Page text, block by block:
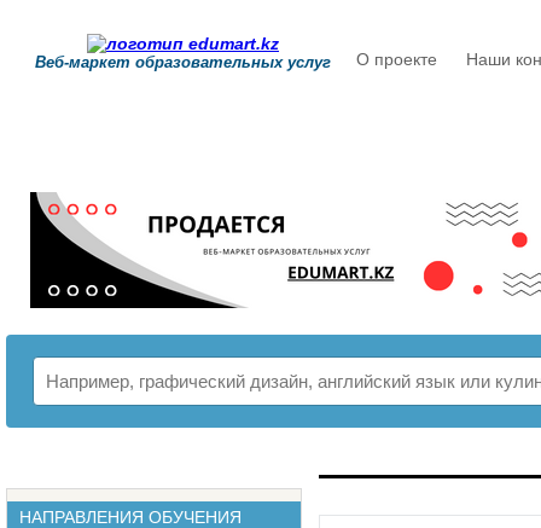
Веб-маркет образовательных услуг О проекте Наши
НАПРАВЛЕНИЯ ОБУЧЕНИЯ